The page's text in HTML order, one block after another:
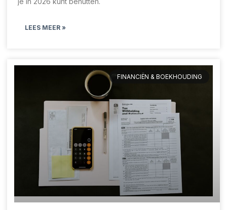
LEES MEER »
FINANCIËN & BOEKHOUDING